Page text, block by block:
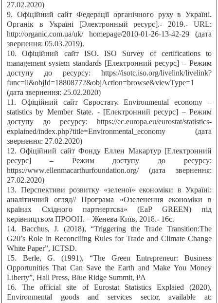
27.02.2020)
9. Офіційний сайт Федерації органічного руху в Україні.
Органік в Україні [Электронный ресурс].- 2019.- URL:
http://organic.com.ua/uk/ homepage/2010-01-26-13-42-29 (дата
звернення: 05.03.2019).
10. Офіційний сайт ISO. ISO Survey of certifications to
management system standards [Електронний ресурс] – Режим
доступу до ресурсу: https://isotc.iso.org/livelink/livelink?
func=ll&objId=18808772&objAction=browse&viewType=1
(дата звернення: 25.02.2020)
11. Офіційний сайт Євростату. Environmental economy –
statistics by Member State. - [Електронний ресурс] – Режим
доступу до ресурсу: https://ec.europa.eu/eurostat/statistics-
explained/index.php?title=Environmental_economy (дата
звернення: 27.02.2020)
12. Офіційний сайт Фонду Еллен Макартур [Електронний
ресурс] – Режим доступу до ресурсу:
https://www.ellenmacarthurfoundation.org/ (дата звернення:
27.02.2020)
13. Перспективи розвитку «зеленої» економіки в Україні:
аналітичний огляд// Програма «Озеленення економіки в
країнах Східного партнертсва» (EaP GREEN) під
керівництвом ПРООН. – Женева-Київ, 2018.- 16с.
14. Bacchus, J. (2018), “Triggering the Trade Transition:The
G20’s Role in Reconciling Rules for Trade and Climate Change
White Paper”, ICTSD.
15. Berle, G. (1991), “The Green Entrepreneur: Business
Opportunities That Can Save the Earth and Make You Money
Liberty”, Hall Press, Blue Ridge Summit, PA
16. The official site of Eurostat Statistics Explaied (2020),
Environmental goods and services sector, available at: